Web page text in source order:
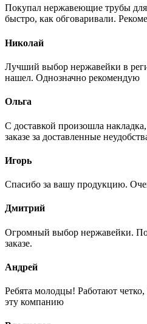
Покупал нержавеющие трубы для
быстро, как обговаривали.
Николай
Лучший выбор нержавейки в
нашел. Однозначно рекомендую
Ольга
С доставкой произошла
заказе за доставленные
Игорь
Спасибо за вашу продукцию.
Дмитрий
Огромный выбор нержавейки.
заказе.
Андрей
Ребята молодцы! Работают
эту компанию